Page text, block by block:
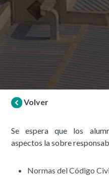
Volver
Se espera que los
aspectos la sobre
Normas del Código